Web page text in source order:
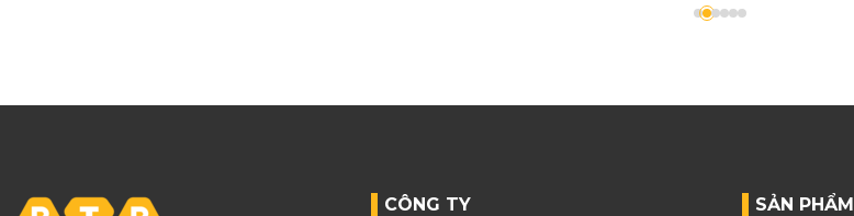
CÔNG TY SẢN PHẨM